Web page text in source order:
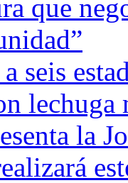
que
seis
lechuga
la